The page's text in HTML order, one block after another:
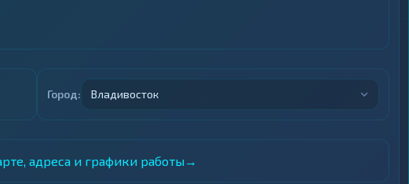
Город: Владивосток
адреса и графики работы →